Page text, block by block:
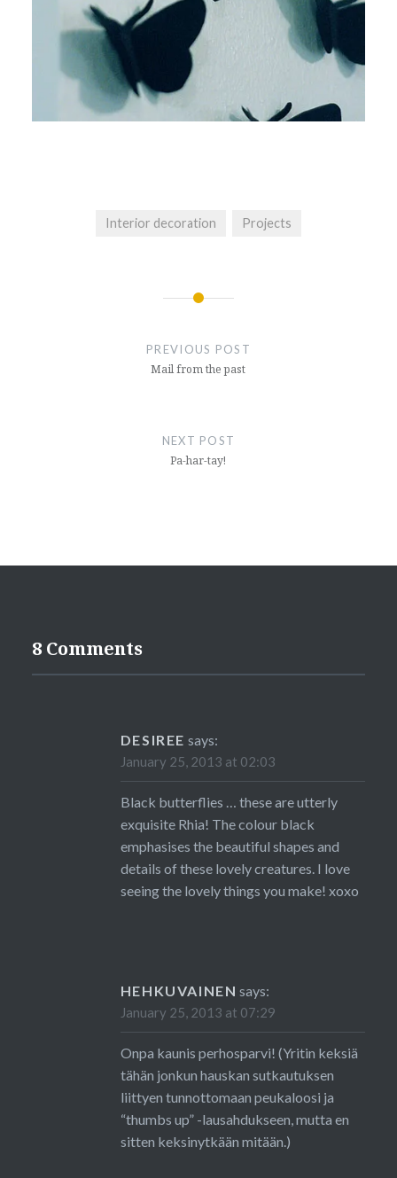
Interior decoration Projects
PREVIOUS POST
Mail from the past
NEXT POST
Pa-har-tay!
8 Comments
DESIREE says:
January 25, 2013 at 02:03
Black butterflies … these are utterly
exquisite Rhia! The colour black
emphasises the beautiful shapes and
details of these lovely creatures. I love
seeing the lovely things you make! xoxo
HEHKUVAINEN says:
January 25, 2013 at 07:29
Onpa kaunis perhosparvi! (Yritin keksiä
tähän jonkun hauskan sutkautuksen
liittyen tunnottomaan peukaloosi ja
“thumbs up” -lausahdukseen, mutta en
sitten keksinytkään mitään.)